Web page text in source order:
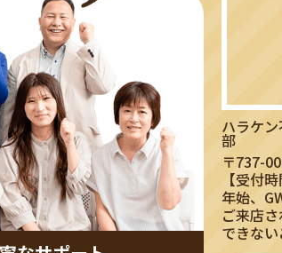
ハラケ
部
〒737-
【受付
年始、
ご来店
できない